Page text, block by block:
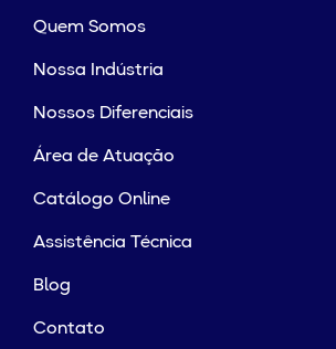
Quem Somos
Nossa Indústria
Nossos Diferenciais
Área de Atuação
Catálogo Online
Assistência Técnica
Blog
Contato